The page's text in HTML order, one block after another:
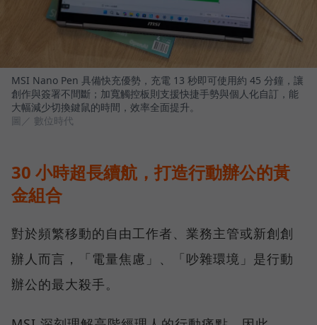
MSI Nano Pen 具備快充優勢，充電 13 秒即可使用約 45 分鐘，讓
創作與簽署不間斷；加寬觸控板則支援快捷手勢與個人化自訂，能
大幅減少切換鍵鼠的時間，效率全面提升。
圖／ 數位時代
30 小時超長續航，打造行動辦公的黃
金組合
對於頻繁移動的自由工作者、業務主管或新創創
辦人而言，「電量焦慮」、「吵雜環境」是行動
辦公的最大殺手。